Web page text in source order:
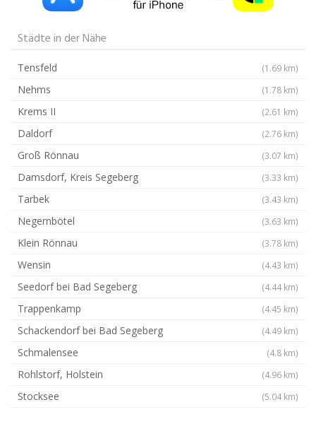
Städte in der Nähe
Tensfeld (1.69 km)
Nehms (1.78 km)
Krems II (2.61 km)
Daldorf (2.76 km)
Groß Rönnau (3.07 km)
Damsdorf, Kreis Segeberg (3.33 km)
Tarbek (3.43 km)
Negernbötel (3.63 km)
Klein Rönnau (3.78 km)
Wensin (4.43 km)
Seedorf bei Bad Segeberg (4.44 km)
Trappenkamp (4.45 km)
Schackendorf bei Bad Segeberg (4.49 km)
Schmalensee (4.8 km)
Rohlstorf, Holstein (4.96 km)
Stocksee (5.04 km)